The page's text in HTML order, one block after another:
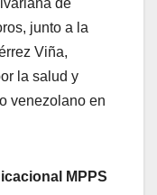
de
junto a la
Viña,
la salud y
venezolano en
MPPS